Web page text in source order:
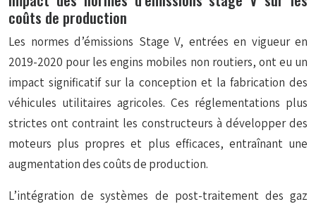
coûts de production
Les normes d’émissions Stage V, entrées en vigueur en
2019-2020 pour les engins mobiles non routiers, ont eu un
impact significatif sur la conception et la fabrication des
véhicules utilitaires agricoles. Ces réglementations plus
strictes ont contraint les constructeurs à développer des
moteurs plus propres et plus efficaces, entraînant une
augmentation des coûts de production.
L’intégration de systèmes de post-traitement des gaz